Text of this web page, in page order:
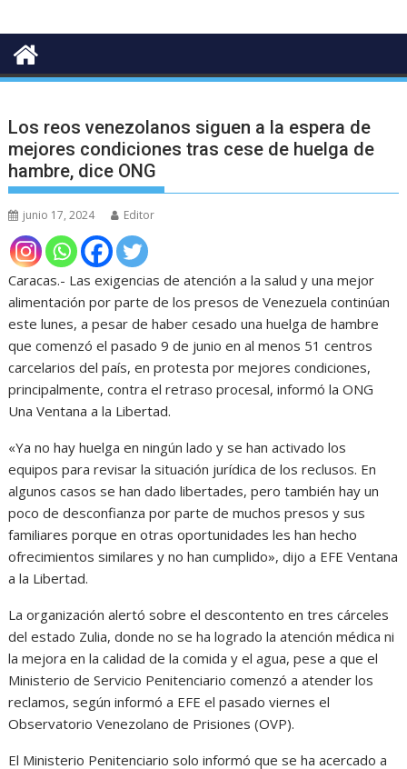
Los reos venezolanos siguen a la espera de
mejores condiciones tras cese de huelga de
hambre, dice ONG
junio 17, 2024 Editor
Caracas.- Las exigencias de atención a la salud y una mejor
alimentación por parte de los presos de Venezuela continúan
este lunes, a pesar de haber cesado una huelga de hambre
que comenzó el pasado 9 de junio en al menos 51 centros
carcelarios del país, en protesta por mejores condiciones,
principalmente, contra el retraso procesal, informó la ONG
Una Ventana a la Libertad.
«Ya no hay huelga en ningún lado y se han activado los
equipos para revisar la situación jurídica de los reclusos. En
algunos casos se han dado libertades, pero también hay un
poco de desconfianza por parte de muchos presos y sus
familiares porque en otras oportunidades les han hecho
ofrecimientos similares y no han cumplido», dijo a EFE Ventana
a la Libertad.
La organización alertó sobre el descontento en tres cárceles
del estado Zulia, donde no se ha logrado la atención médica ni
la mejora en la calidad de la comida y el agua, pese a que el
Ministerio de Servicio Penitenciario comenzó a atender los
reclamos, según informó a EFE el pasado viernes el
Observatorio Venezolano de Prisiones (OVP).
El Ministerio Penitenciario solo informó que se ha acercado a